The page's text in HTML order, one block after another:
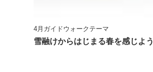
4月ガイドウォークテーマ
雪融けからはじまる春を感じよう